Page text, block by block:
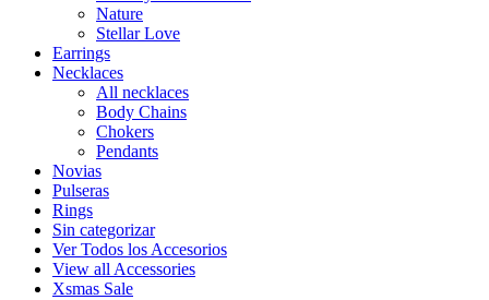
Nature
Stellar Love
Earrings
Necklaces
All necklaces
Body Chains
Chokers
Pendants
Novias
Pulseras
Rings
Sin categorizar
Ver Todos los Accesorios
View all Accessories
Xsmas Sale